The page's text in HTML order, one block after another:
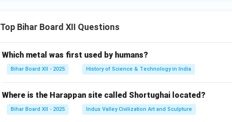
Top Bihar Board XII Questions
Which metal was first used by humans?
Bihar Board XII - 2025 History of Science & Technology in India
Where is the Harappan site called Shortughai located?
Bihar Board XII - 2025 Indus Valley Civilization Art and Sculpture